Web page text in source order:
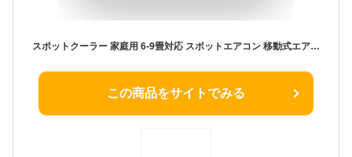
スポットクーラー 家庭用 6-9畳対応 スポットエアコン 移動式エアコン 工事不要 除湿能力25L/日 冷風 送風 除湿 3in1 2段階風量 ノンドレン式 24Hタイマー 睡眠モード 排熱ダクト キャスター リモコン付 置き型 ポータブルクーラー エアコン 連続排水対応
この商品をサイトでみる